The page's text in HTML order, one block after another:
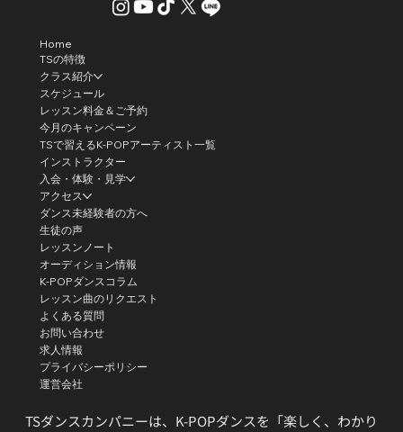
TSダンスカンパニーは、K-POPダンスを「楽しく、わかり
Home
TSの特徴
クラス紹介
スケジュール
レッスン料金＆ご予約
今月のキャンペーン
TSで習えるK-POPアーティスト一覧
インストラクター
入会・体験・見学
アクセス
ダンス未経験者の方へ
生徒の声
レッスンノート
オーディション情報
K-POPダンスコラム
レッスン曲のリクエスト
よくある質問
お問い合わせ
求人情報
プライバシーポリシー
運営会社